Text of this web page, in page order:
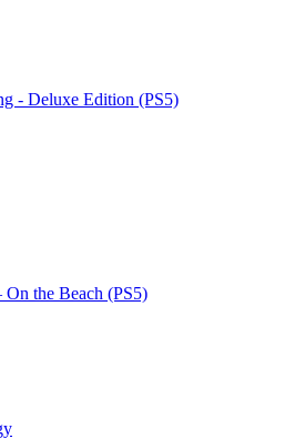
- Deluxe Edition (PS5)
On the Beach (PS5)